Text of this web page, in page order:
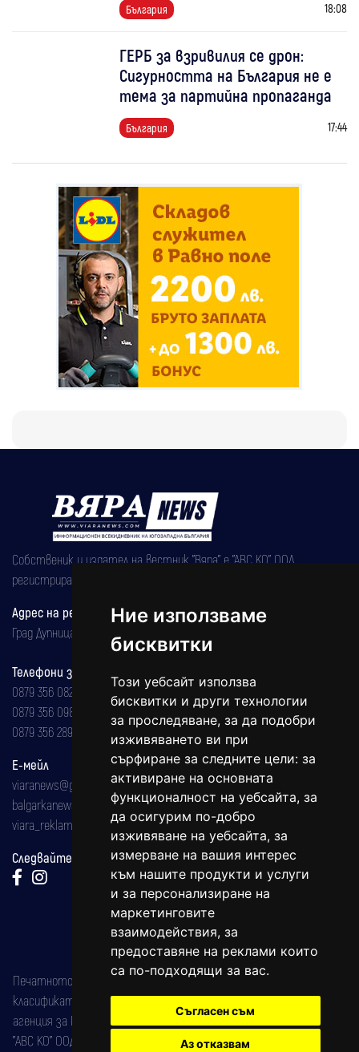
Ние използваме
бисквитки
Този уебсайт използва
бисквитки и други технологии
за проследяване, за да подобри
изживяването ви при
сърфиране за следните цели: за
активиране на основната
функционалност на уебсайта, за
да осигурим по-добро
изживяване на уебсайта, за
измерване на вашия интерес
към нашите продукти и услуги
и за персонализиране на
маркетинговите
взаимодействия, за
предоставяне на реклами които
са по-подходящи за вас.
Съгласен съм
Аз отказвам
България 18:08
ГЕРБ за взривилия се дрон:
Сигурността на България не е
тема за партийна пропаганда
България 17:44
Собственик и издател на вестник "Вяра" е "АВС КО" ООД,
регистрирана на 08.05.2002 година.
Адрес на редакцията
Град Дупница, ул.''Христо Ботев" 43
Телефони за реклама и абонаменти
0879 356 082
0879 356 098
0879 356 289
Е-мейл
viaranews@gmail.com
balgarkanews@gmail.com
viara_reklama@mail.bg
Следвайте ни:
Печатното издание на вестника е регистрирано в националния
класификатор на печатните издания (Българска национална
агенция за ISSN) под номер: ISSN 1312-4722.
"АВС КО" ООД е притежател на марката: Вяра информационен